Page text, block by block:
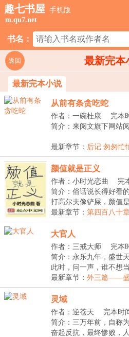
趣七书屋 手机版
m.qu7.net
书名：
最新完本
返回
最新完本小说
从前有条贪吃蛇
作者：一碗杜康
完本
简介：来阅文旗下网站
最新章节： 后记 匆匆忙
颜值就是正义
作者：小时光恋曲
完
简介：俗话说长得好看
打高尔夫像铲屎，颜值
环，...
最新章节： 第四百八十
大官人
作者：三戒大师
完本
简介：永乐九年，盛世
此时，问一声，谁不想
最新章节： 外三篇——
灵域
作者：逆苍天
完本时
简介：三万年前，自称
奋起反抗，最终惨败，